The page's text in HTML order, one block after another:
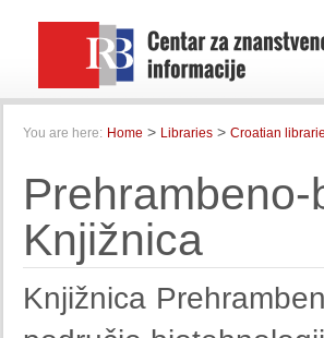
You are here: Home > Libraries > Croatian
Knjižnica
Knjižnica